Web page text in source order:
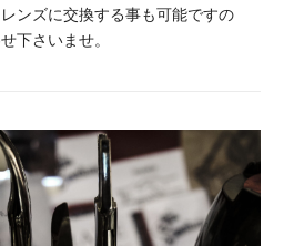
ンズに交換する事も可能ですの
下さいませ。